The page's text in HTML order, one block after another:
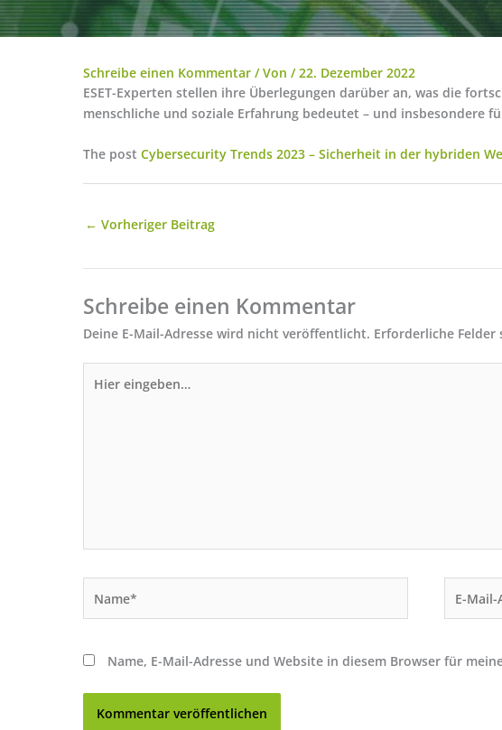
Schreibe einen Kommentar / Von /22. Dezember 2022
ESET-Experten stellen ihre Überlegungen darüber an, was die
menschliche und soziale Erfahrung bedeutet – und insbesondere
The post Cybersecurity Trends 2023 – Sicherheit in der hybriden
← Vorheriger Beitrag
Schreibe einen Kommentar
Deine E-Mail-Adresse wird nicht veröffentlicht. Erforderliche Felder
eingeben…
Mail-
Name, E-Mail-Adresse und Website in diesem Browser für